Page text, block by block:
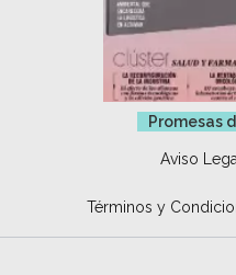
Promesas
Aviso
Términos y